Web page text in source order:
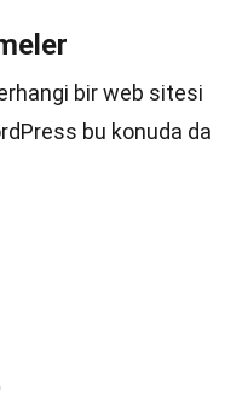
bir web sitesi
bu konuda da